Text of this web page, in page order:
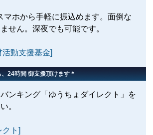
マホから手軽に振込めます。面倒な
せん。深夜でも可能です。
動支援基金]
24時間 御支援頂けます＊
ンキング「ゆうちょダイレクト」を
。
クト]